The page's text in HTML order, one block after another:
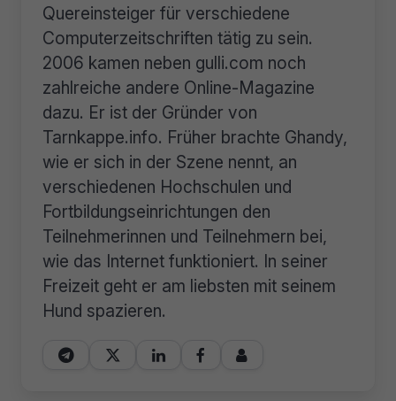
Quereinsteiger für verschiedene
Computerzeitschriften tätig zu sein.
2006 kamen neben gulli.com noch
zahlreiche andere Online-Magazine
dazu. Er ist der Gründer von
Tarnkappe.info. Früher brachte Ghandy,
wie er sich in der Szene nennt, an
verschiedenen Hochschulen und
Fortbildungseinrichtungen den
Teilnehmerinnen und Teilnehmern bei,
wie das Internet funktioniert. In seiner
Freizeit geht er am liebsten mit seinem
Hund spazieren.
    